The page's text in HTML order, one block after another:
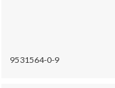
9531564-0-9